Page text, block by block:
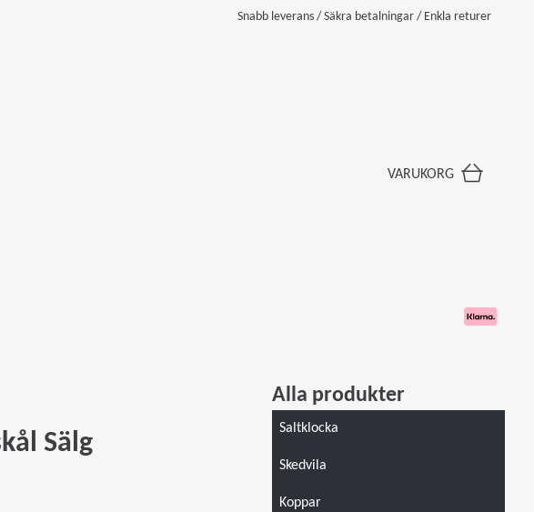
Snabb leverans / Säkra betalningar / Enkla returer
VARUKORG
Alla produkter
Saltklocka
Skedvila
Koppar
Sälg